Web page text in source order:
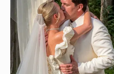
"Благословение" от
Галич: как прошла
Димы Масленникова